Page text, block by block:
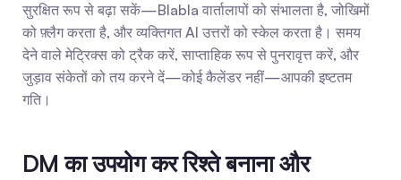
सुरक्षित रूप से बढ़ा सकें—Blabla वार्तालापों को संभालता है, जोखिमों
को फ़्लैग करता है, और व्यक्तिगत AI उत्तरों को स्केल करता है। समय
देने वाले मेट्रिक्स को ट्रैक करें, साप्ताहिक रूप से पुनरावृत्त करें, और
जुड़ाव संकेतों को तय करने दें—कोई कैलेंडर नहीं—आपकी इष्टतम
गति।
DM का उपयोग कर रिश्ते बनाना और